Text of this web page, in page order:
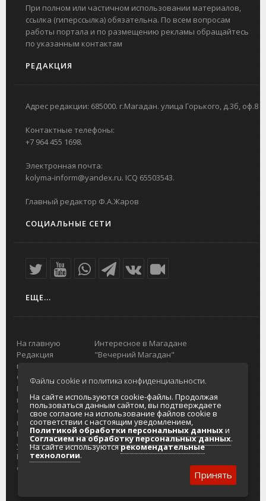
При полном или частичном использовании материалов,
ссылка (гиперссылка) обязательна. По всем вопросам
работы портала и по размещению рекламы обращайтесь
по указанным контактам
РЕДАКЦИЯ
Адрес редакции: 685000. г.Магадан. улица Горького, д.3б, оф.8
Контактные телефоны:
+7 964 455 1698.
Электронная почта:
kolyma-inform@yandex.ru. ICQ 65503543.
Главный редактор Ф.А.Жаров
СОЦИАЛЬНЫЕ СЕТИ
ЕЩЕ...
На главную
Редакция
портала
О проекте
Реклама на
портале
Отзывы и
предложения
Интернет-
услуги
Разработка
сайтов
Интересное в Магадане
"Вечерний Магадан"
Городская доска объявлений
Реклама
Главный туристический портал
Колымы
Политика в отношении обработки
персональных данных
Согласие на обработку персональных
данных
Файлы cookie и политика конфиденциальности.
На сайте используются cookie-файлы. Продолжая
пользоваться данным сайтом, вы подтверждаете
свое согласие на использование файлов cookie в
соответствии с настоящим уведомлением,
Политикой обработки персональных данныхи
Согласием на обработку персональных данных.
На сайте используютсярекомендательные
технологии.
Принять